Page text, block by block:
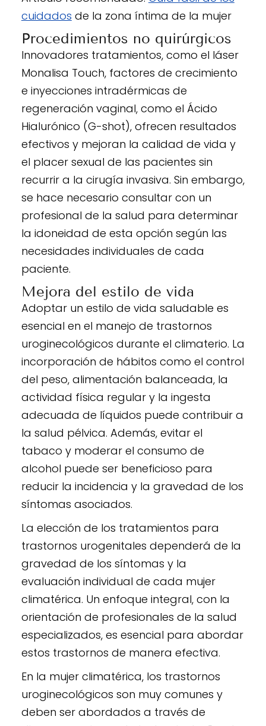
cuidados de la zona íntima de la mujer
Procedimientos no quirúrgicos
Innovadores tratamientos, como el láser
Monalisa Touch, factores de crecimiento
e inyecciones intradérmicas de
regeneración vaginal, como el Ácido
Hialurónico (G-shot), ofrecen resultados
efectivos y mejoran la calidad de vida y
el placer sexual de las pacientes sin
recurrir a la cirugía invasiva. Sin embargo,
se hace necesario consultar con un
profesional de la salud para determinar
la idoneidad de esta opción según las
necesidades individuales de cada
paciente.
Mejora del estilo de vida
Adoptar un estilo de vida saludable es
esencial en el manejo de trastornos
uroginecológicos durante el climaterio. La
incorporación de hábitos como el control
del peso, alimentación balanceada, la
actividad física regular y la ingesta
adecuada de líquidos puede contribuir a
la salud pélvica. Además, evitar el
tabaco y moderar el consumo de
alcohol puede ser beneficioso para
reducir la incidencia y la gravedad de los
síntomas asociados.
La elección de los tratamientos para
trastornos urogenitales dependerá de la
gravedad de los síntomas y la
evaluación individual de cada mujer
climatérica. Un enfoque integral, con la
orientación de profesionales de la salud
especializados, es esencial para abordar
estos trastornos de manera efectiva.
En la mujer climatérica, los trastornos
uroginecológicos son muy comunes y
deben ser abordados a través de